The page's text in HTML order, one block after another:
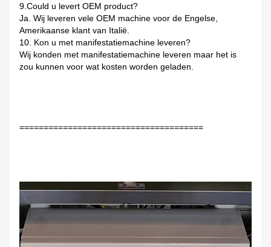
9.Could u levert OEM product?
Ja. Wij leveren vele OEM machine voor de Engelse,
Amerikaanse klant van Italië.
10. Kon u met manifestatiemachine leveren?
Wij konden met manifestatiemachine leveren maar het is
zou kunnen voor wat kosten worden geladen.
======================================